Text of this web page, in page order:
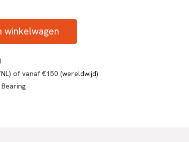
winkelwagen
of vanaf €150 (wereldwijd)